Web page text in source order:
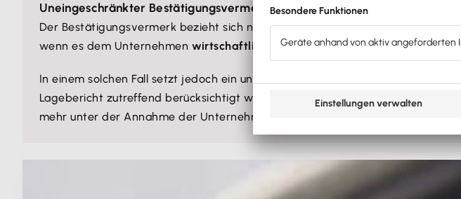
Uneingeschränkter Bestätigungsvermerk
Der Bestätigungsvermerk bezieht sich nur auf die Rechnungslegung des
wenn es dem Unternehmen wirtschaftlich schlechtgeht oder wenn sogar
In einem solchen Fall setzt jedoch ein uneingeschränkter
Lagebericht zutreffend berücksichtigt wird. Das bedeutet z. B. im Falle einer
mehr unter der Annahme der Unternehmensfortführung, sondern unter der